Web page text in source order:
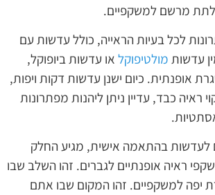
מרשם למשקפיים.
לכל בעיות הראייה, כולל עדשות עם
עדשות מולטיפוקל או עדשות ביופוקל,
אופנתית. כיום ישנן עדשות דקות ויפות,
ראיה כבד, עדיין ניתן ליהנות מפתרונות
לעדשות בהתאמה אישית, מגיע החלק
ראיה אופנתיים לגברים. זהו השלב שבו
יפה למשקפיים. זהו המקום שבו אתם